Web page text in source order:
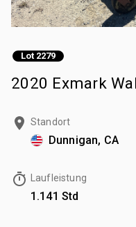
Lot 2279
2020 Exmark
Standort
Dunnigan, CA
Laufleistung
1.141 Std